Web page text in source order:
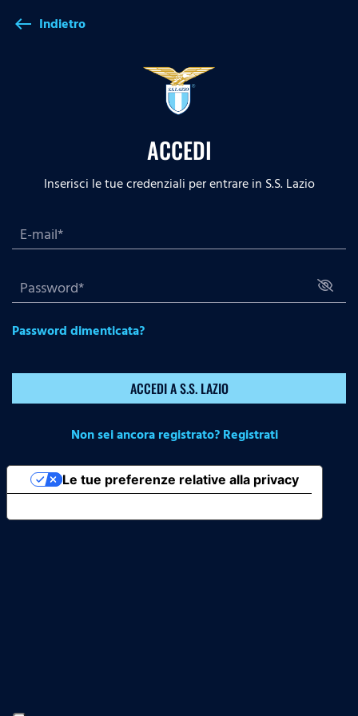
west Indietro
ACCEDI
Inserisci le tue credenziali per entrare in S.S. Lazio
Password dimenticata?
ACCEDI A S.S. LAZIO
Non sei ancora registrato? Registrati
Le tue preferenze relative alla privacy